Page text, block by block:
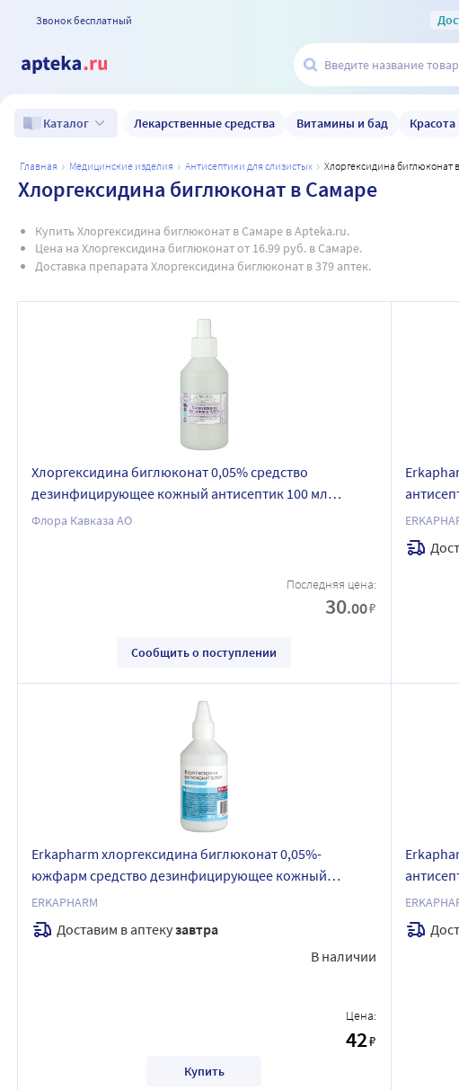
Звонок бесплатный
Каталог Лекарственные средства Витамины и бад
главная медицинские изделия антисептики для слизистых хлоргексидина биглюконат
Хлоргексидина биглюконат в Самаре
Купить Хлоргексидина биглюконат в Самаре в Apteka.ru.
Цена на Хлоргексидина биглюконат от 16.99 руб. в Самаре.
Доставка препарата Хлоргексидина биглюконат в 379 аптек.
Хлоргексидина биглюконат 0,05% средство
дезинфицирующее кожный антисептик 100 мл
кожный антисептик
Флора Кавказа АО
Последняя цена:
30.00₽
Сообщить о поступлении
спрей
Erkapharm хлоргексидина биглюконат 0,05%-
южфарм средство дезинфицирующее кожный
антисептик 100 мл
ERKAPHARM
Доставим в аптекузавтра
В наличии
Цена:
42₽
Купить